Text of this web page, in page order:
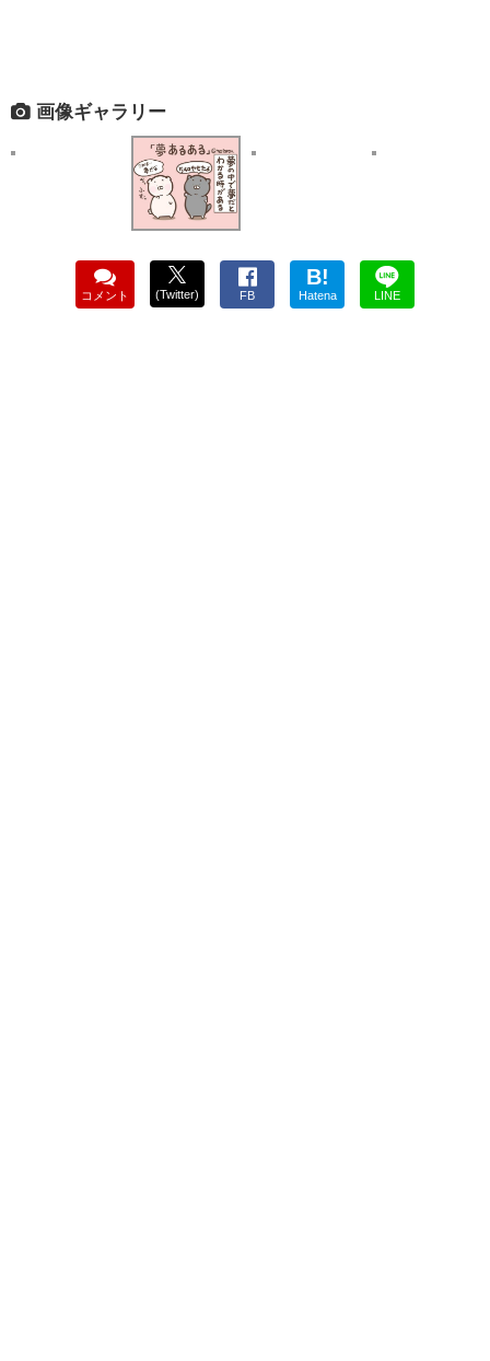
画像ギャラリー
コメント (Twitter) FB
B!
Hatena LINE